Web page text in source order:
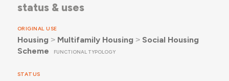
status & uses
ORIGINAL USE
Housing ˃ Multifamily Housing ˃ Social Housing
Scheme
FUNCTIONAL TYPOLOGY
STATUS